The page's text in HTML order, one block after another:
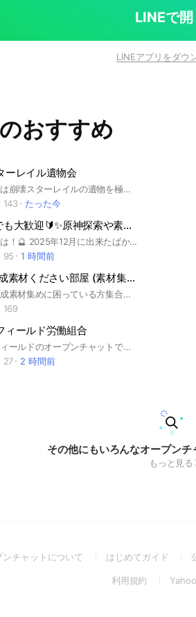
LINEで開
LINEアプリをダウ
おすすめ
ーレイル遺物会
このオプは崩壊スターレイルの遺物を極めている最中の管理人がいるオプ。スタレをガチでやっていてもっと遺物を極めたい方、上級者でスターレイルがもっと強くなりたい方などに入ってもらいたいです！ ＃スタレ ＃スターレイル ＃崩壊 ＃崩壊スターレイル
143
たった今
✨🔰誰でも大歓迎🔰✨原神探索や素材集めのお手伝いマルチ交流所☆
こんにちは！🔮 2025年12月に出来たばかりのオープンチャットです！✨ 単刀直入に原神の「探索」や「素材集め」等、始めたての人でも簡単に攻略できるようにワイワイ楽しく盛り上げていこうと考えてます！🍀*゜ 些細な困り事でもなんでもアドバイスしてフォローしていくつもりです！(๑•̀ㅁ•́ฅ✨ ぜひぜひ参加してこのオープンチャットを一緒に盛り上げていきましょ💪(*･∀･)／💖＼(･∀･*) #原神 #マルチ #初心者大歓迎 #探索 #攻略 #どなたでも歓迎 #わいわい楽しく
95
1 時間前
原神 育成素材ください部屋 (素材集め専用)
キャラ育成素材集めに困っている方集合！！ 特産品、天賦素材、ボス素材何でも可！！ 一度退会した方も素材に困ったらいつでもおいで〜！！ ⚠️出会い厨お断り⚠️ #原神 #原神マルチ
169
ィールド労働組合
エンドフィールドのオープンチャットです。話題はフリーですが、荒らしやチャットを仲良く楽しめない方は強制退会いたします。 いろいろな年代の方がここを見ていると思うので、過度な下ネタなどは配慮してもらえるとありがたいです。 言葉遣いが酷い場合やゲーム内容に関する不適切な発言が見受けられた場合には注意を挟まずにキックする可能性があります。 新マップやストーリーに関するネタバレは公開されてから1週間禁止しています。 リリース開始ver.のみネタバレ可能です。 2026/2/7 #アークナイツエンドフィールド #エンドフィールド #エンドフィールド図面 #ンィー゛
27
2 時間前
その他にもいろんなオープン
もっと見る
ンチャットについて
(Openはじめてガイド
a
利用規約
(Open